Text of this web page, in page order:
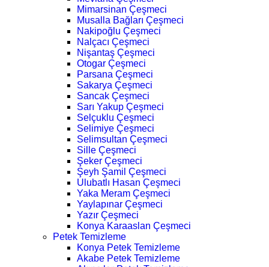
Mimarsinan Çeşmeci
Musalla Bağları Çeşmeci
Nakipoğlu Çeşmeci
Nalçacı Çeşmeci
Nişantaş Çeşmeci
Otogar Çeşmeci
Parsana Çeşmeci
Sakarya Çeşmeci
Sancak Çeşmeci
Sarı Yakup Çeşmeci
Selçuklu Çeşmeci
Selimiye Çeşmeci
Selimsultan Çeşmeci
Sille Çeşmeci
Şeker Çeşmeci
Şeyh Şamil Çeşmeci
Ulubatlı Hasan Çeşmeci
Yaka Meram Çeşmeci
Yaylapınar Çeşmeci
Yazır Çeşmeci
Konya Karaaslan Çeşmeci
Petek Temizleme
Konya Petek Temizleme
Akabe Petek Temizleme